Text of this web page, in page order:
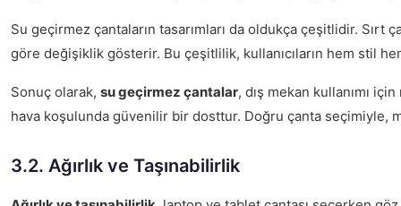
Su geçirmez çantaların tasarımları da oldukça çeşitlidir. Sırt
göre değişiklik gösterir. Bu çeşitlilik, kullanıcıların hem stil
Sonuç olarak, su geçirmez çantalar, dış mekan kullanımı
hava koşulunda güvenilir bir dosttur. Doğru çanta seçimiyle,
3.2. Ağırlık ve Taşınabilirlik